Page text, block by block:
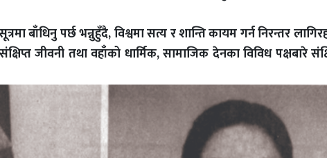
बाँधिनु पर्छ भन्नुहुँदै, विश्वमा सत्य र शान्ति कायम गर्न निरन्तर
जीवनी तथा वहाँको धार्मिक, सामाजिक देनका विविध पक्षबारे